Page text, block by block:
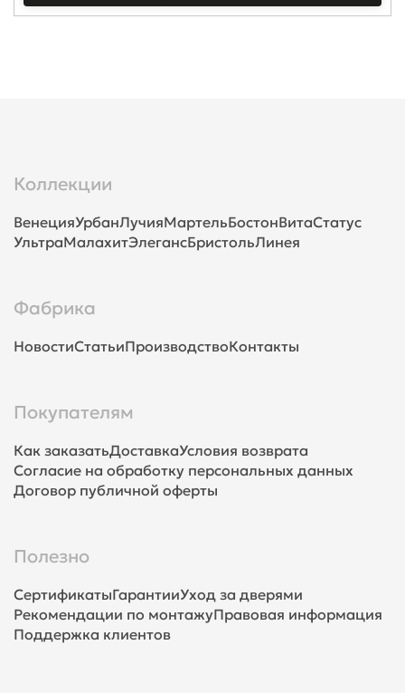
Коллекции
ВенецияУрбанЛучияМартельБостонВитаСтатус
УльтраМалахитЭлегансБристольЛинея
Фабрика
НовостиСтатьиПроизводствоКонтакты
Покупателям
Как заказатьДоставкаУсловия возврата
Согласие на обработку персональных данных
Договор публичной оферты
Полезно
СертификатыГарантииУход за дверями
Рекомендации по монтажуПравовая информация
Поддержка клиентов